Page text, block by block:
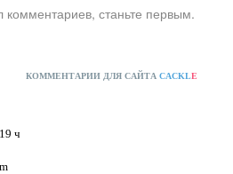
комментариев, станьте первым.
КОММЕНТАРИИ ДЛЯ САЙТА CACKLE
ч